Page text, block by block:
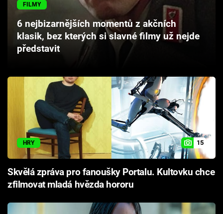
FILMY
6 nejbizarnějších momentů z akčních
klasik, bez kterých si slavné filmy už nejde
představit
HRY 15
Skvělá zpráva pro fanoušky Portalu. Kultovku chce
zfilmovat mladá hvězda hororu